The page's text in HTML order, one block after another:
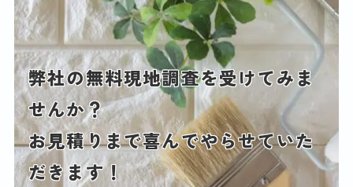
弊社の無料現地調査を受けてみま
せんか？
お見積りまで喜んでやらせていた
だきます！